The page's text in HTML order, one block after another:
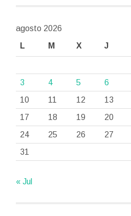
agosto 2026
L
M X J
3
4 5 6
10
11 12 13
17
18 19 20
24
25 26 27
31
« Jul